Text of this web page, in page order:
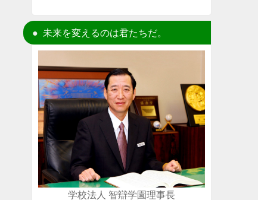
未来を変えるのは君たちだ。
学校法人 智辯学園理事長